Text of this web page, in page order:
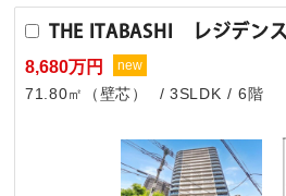
THE ITABASHI レジデン
8,680万円
new
71.80㎡（壁芯） 3SLDK 6階